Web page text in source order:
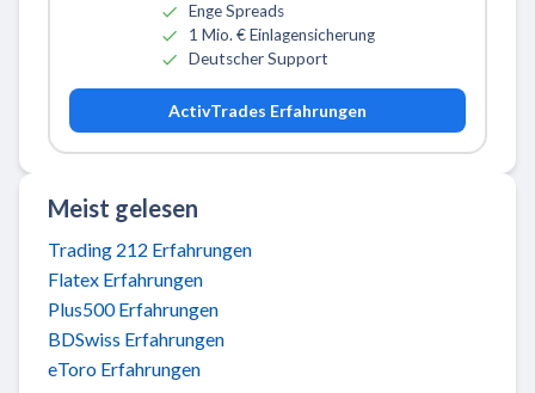
Enge Spreads
1 Mio. € Einlagensicherung
Deutscher Support
ActivTrades Erfahrungen
Meist gelesen
Trading 212 Erfahrungen
Flatex Erfahrungen
Plus500 Erfahrungen
BDSwiss Erfahrungen
eToro Erfahrungen